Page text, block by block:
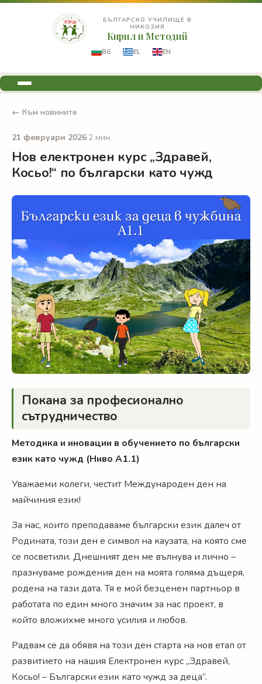
БЪЛГАРСКО УЧИЛИЩЕ В
НИКОЗИЯ
Кирил и Методий
BG EL EN
← Към новините
21 февруари 2026·2 мин.
Нов електронен курс „Здравей,
Косьо!“ по български като чужд
Покана за професионално
сътрудничество
Методика и иновации в обучението по български
език като чужд (Ниво А1.1)
Уважаеми колеги, честит Международен ден на
майчиния език!
За нас, които преподаваме български език далеч от
Родината, този ден е символ на каузата, на която сме
се посветили. Днешният ден ме вълнува и лично –
празнуваме рождения ден на моята голяма дъщеря,
родена на тази дата. Тя е мой безценен партньор в
работата по един много значим за нас проект, в
който вложихме много усилия и любов.
Радвам се да обявя на този ден старта на нов етап от
развитието на нашия Електронен курс „Здравей,
Косьо! – Български език като чужд за деца”.